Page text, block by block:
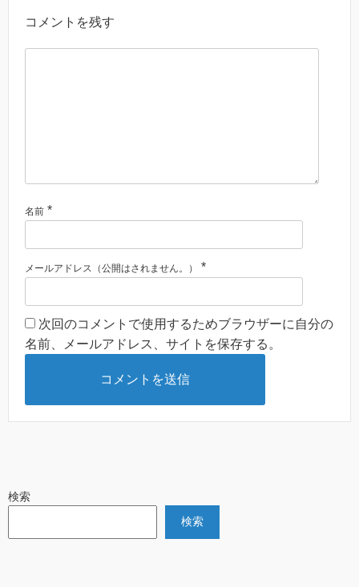
コメントを残す
名前 *
メールアドレス（公開はされません。） *
次回のコメントで使用するためブラウザーに自分の
名前、メールアドレス、サイトを保存する。
検索
検索